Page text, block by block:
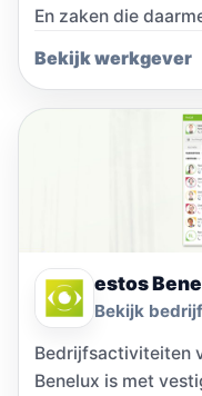
En zaken die
Freave Alles…
Bekijk werkgever
estos
Bekijk bedrijf
Bedrijfsactiviteiten
Benelux is met